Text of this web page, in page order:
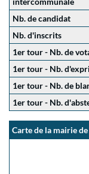
Nb. de candidat
Nb. d'inscrits
1er tour - Nb. de
1er tour - Nb.
1er tour - Nb. de
1er tour - Nb.
Carte de la mairie